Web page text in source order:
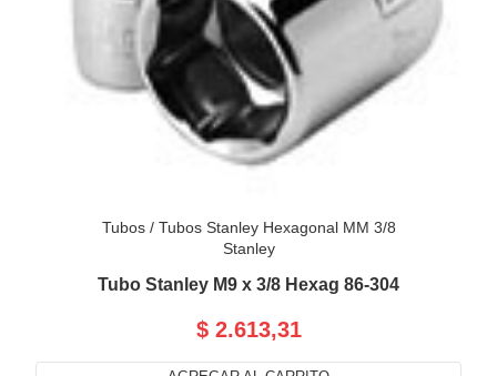
Tubos/ Tubos Stanley Hexagonal MM 3/8
Stanley
Tubo Stanley M9 x 3/8 Hexag 86-304
$ 2.613,31